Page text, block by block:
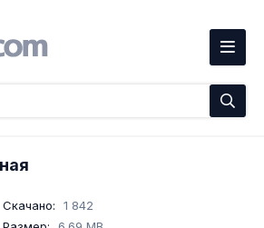
Скачано:
1 842